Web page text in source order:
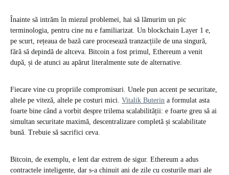
Înainte să intrăm în miezul problemei, hai să lămurim un pic
terminologia, pentru cine nu e familiarizat. Un blockchain Layer 1 e,
pe scurt, rețeaua de bază care procesează tranzacțiile de una singură,
fără să depindă de altceva. Bitcoin a fost primul, Ethereum a venit
după, și de atunci au apărut literalmente sute de alternative.
Fiecare vine cu propriile compromisuri. Unele pun accent pe securitate,
altele pe viteză, altele pe costuri mici. Vitalik Buterin a formulat asta
foarte bine când a vorbit despre trilema scalabilității: e foarte greu să ai
simultan securitate maximă, descentralizare completă și scalabilitate
bună. Trebuie să sacrifici ceva.
Bitcoin, de exemplu, e lent dar extrem de sigur. Ethereum a adus
contractele inteligente, dar s-a chinuit ani de zile cu costurile mari ale